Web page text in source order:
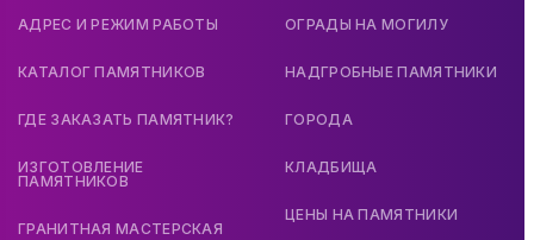
АДРЕС И РЕЖИМ РАБОТЫ
КАТАЛОГ ПАМЯТНИКОВ
ГДЕ ЗАКАЗАТЬ ПАМЯТНИК?
ИЗГОТОВЛЕНИЕ
ПАМЯТНИКОВ
ГРАНИТНАЯ МАСТЕРСКАЯ
ОГРАДЫ НА МОГИЛУ
НАДГРОБНЫЕ ПАМЯТНИКИ
ГОРОДА
КЛАДБИЩА
ЦЕНЫ НА ПАМЯТНИКИ